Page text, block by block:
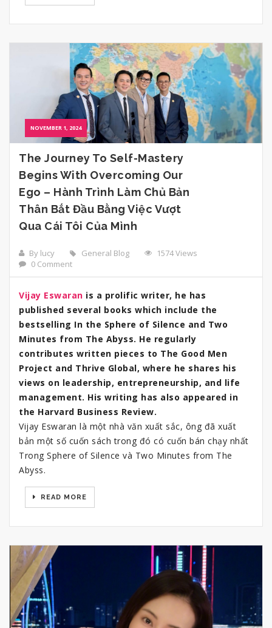
NOVEMBER 1, 2024
The Journey To Self-Mastery
Begins With Overcoming Our
Ego – Hành Trình Làm Chủ Bản
Thân Bắt Đầu Bằng Việc Vượt
Qua Cái Tôi Của Mình
By lucy General Blog
1574 Views
0 Comment
Vijay Eswaran is a prolific writer, he has
published several books which include the
bestselling In the Sphere of Silence and Two
Minutes from The Abyss. He regularly
contributes written pieces to The Good Men
Project and Thrive Global, where he shares his
views on leadership, entrepreneurship, and life
management. His writing has also appeared in
the Harvard Business Review.
Vijay Eswaran là một nhà văn xuất sắc, ông đã xuất
bản một số cuốn sách trong đó có cuốn bán chạy nhất
Trong Sphere of Silence và Two Minutes from The
Abyss.
READ MORE